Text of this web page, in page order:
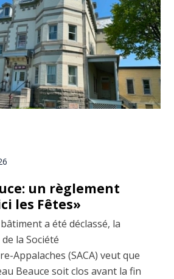
un règlement
les Fêtes»
a été déclassé, la
la Société
Appalaches (SACA) veut que
Beauce soit clos avant la fin